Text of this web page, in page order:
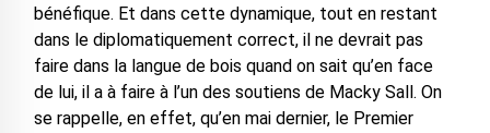
bénéfique. Et dans cette dynamique, tout en restant
dans le diplomatiquement correct, il ne devrait pas
faire dans la langue de bois quand on sait qu’en face
de lui, il a à faire à l’un des soutiens de Macky Sall. On
se rappelle, en effet, qu’en mai dernier, le Premier